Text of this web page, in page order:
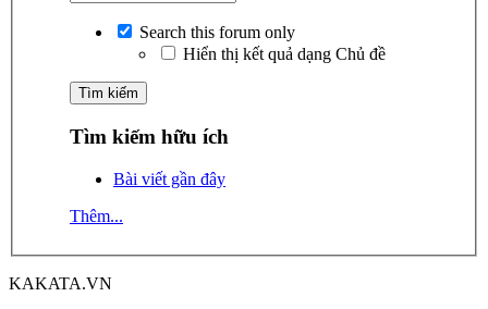
Search this forum only
Hiển thị kết quả dạng Chủ đề
Tìm kiếm hữu ích
Bài viết gần đây
Thêm...
KAKATA.VN